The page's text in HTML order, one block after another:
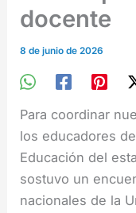
docente
8 de junio de 2026
Para coordinar
los educadores
Educación del
sostuvo un
nacionales de la